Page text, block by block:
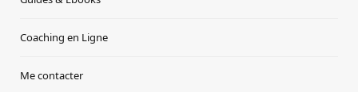
Coaching en Ligne
Me contacter